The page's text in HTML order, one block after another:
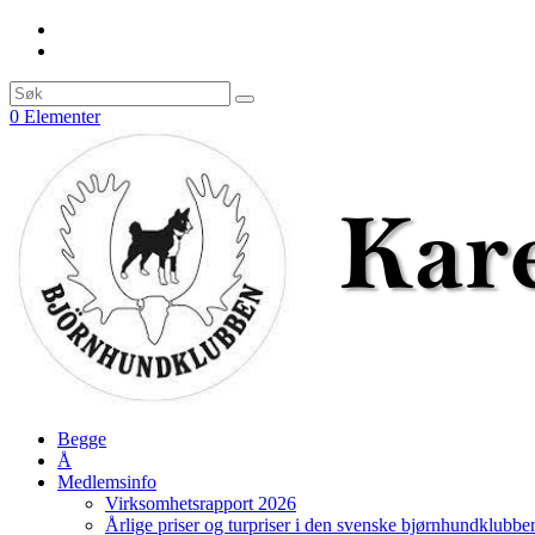
0 Elementer
Begge
Å
Medlemsinfo
Virksomhetsrapport 2026
Årlige priser og turpriser i den svenske